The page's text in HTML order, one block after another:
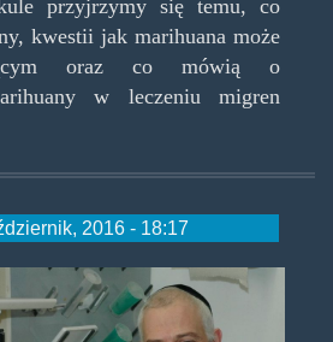
przyjrzymy się temu, co
kwestii jak marihuana może
oraz co mówią o
w leczeniu migren
2016 - 18:17